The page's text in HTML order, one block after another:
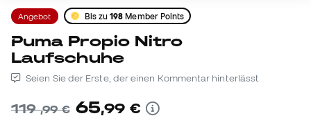
Angebot Bis zu198 Member Points
Puma Propio Nitro
Laufschuhe
Seien Sie der Erste, der einen Kommentar hinterlässt
119,99 € 65,99 €